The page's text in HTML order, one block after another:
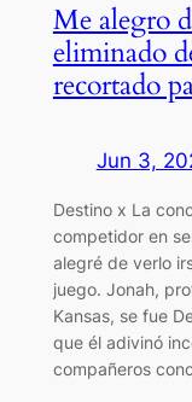
Me alegro
eliminado
recortado
Jun 3,
Destino x La
competidor en
alegré de verlo
juego. Jonah,
Kansas, se fue
que él adivinó
compañeros